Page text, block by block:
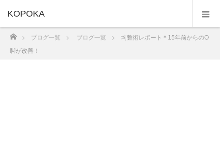
KOPOKA
ブログ一覧 ブログ一覧
均整術レポート＊15年前からのO
脚が改善！